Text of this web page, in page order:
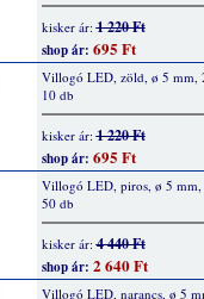
kisker ár:1 220 Ft
shop ár: 695 Ft
Villogó LED, zöld, ø 5 mm,
10 db
kisker ár:1 220 Ft
shop ár: 695 Ft
Villogó LED, piros, ø 5
50 db
kisker ár:4 440 Ft
shop ár: 2 640 Ft
Villogó LED, narancs, ø 5